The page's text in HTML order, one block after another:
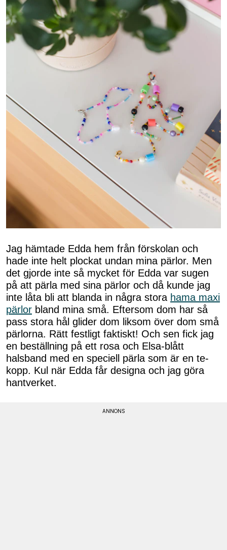
Jag hämtade Edda hem från förskolan och
hade inte helt plockat undan mina pärlor. Men
det gjorde inte så mycket för Edda var sugen
på att pärla med sina pärlor och då kunde jag
inte låta bli att blanda in några stora hama maxi
pärlor bland mina små. Eftersom dom har så
pass stora hål glider dom liksom över dom små
pärlorna. Rätt festligt faktiskt! Och sen fick jag
en beställning på ett rosa och Elsa-blått
halsband med en speciell pärla som är en te-
kopp. Kul när Edda får designa och jag göra
hantverket.